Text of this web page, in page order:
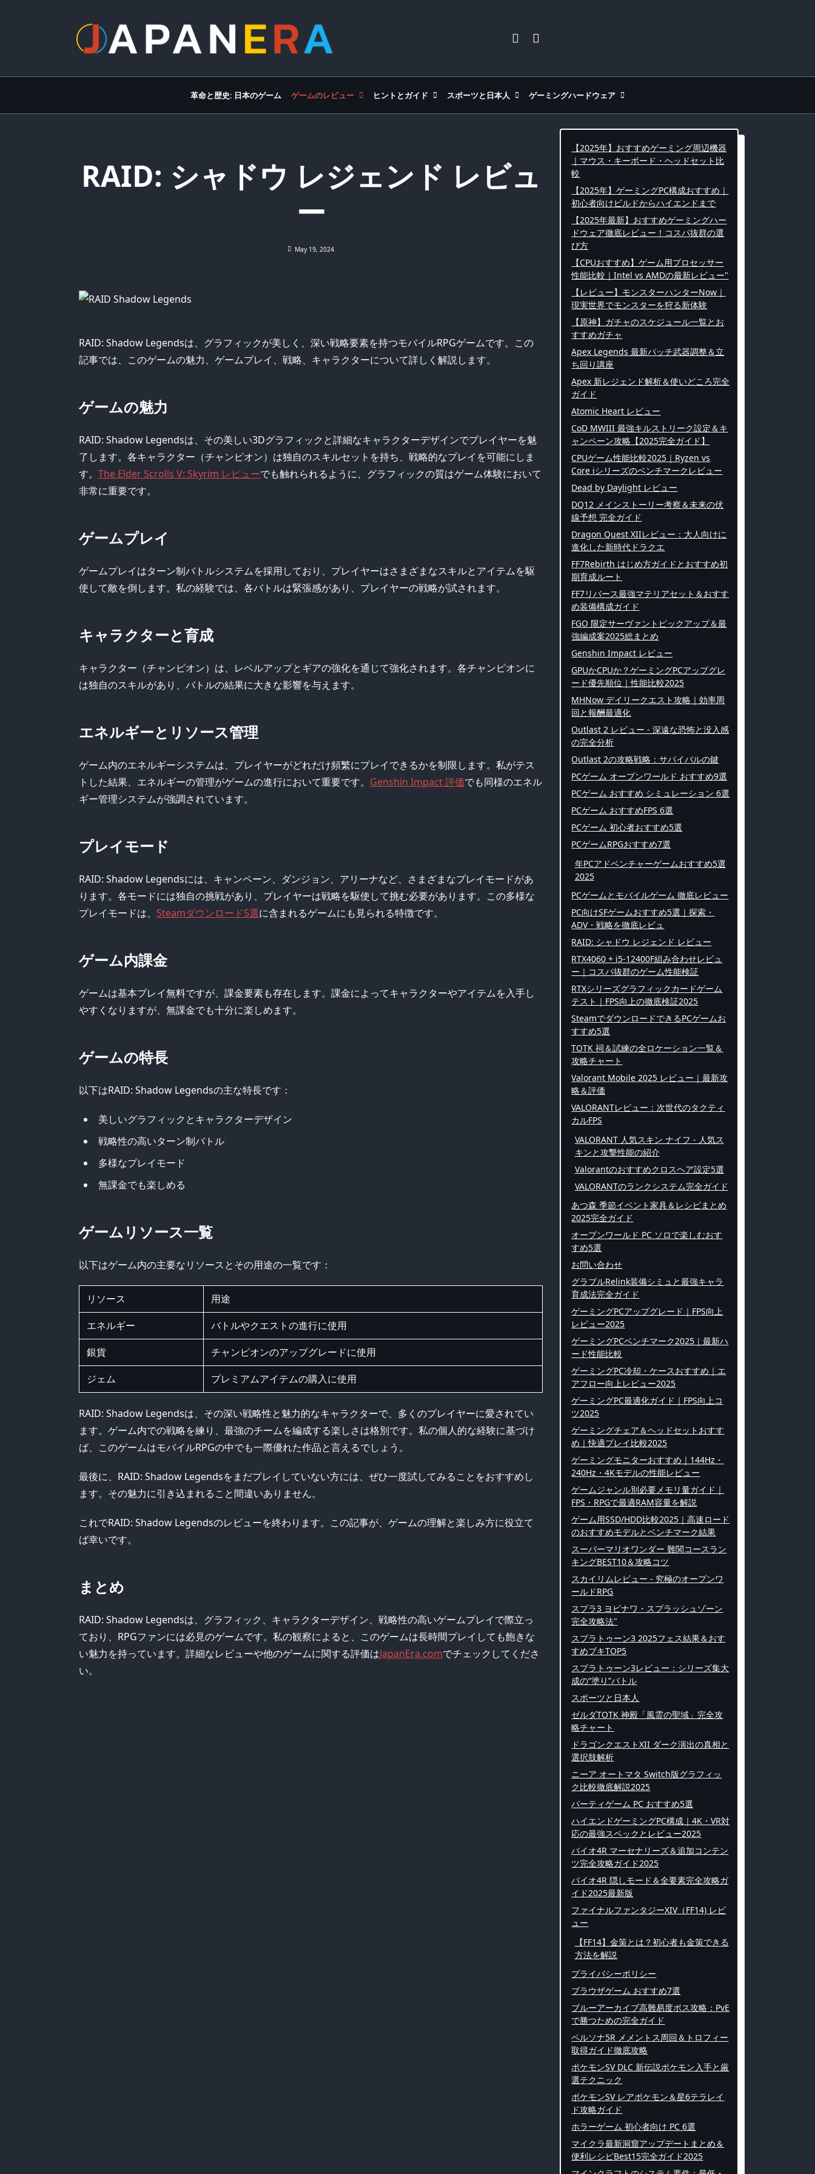
革命と歴史: 日本のゲーム ゲームのレビュー ヒントとガイド スポーツと日本人 ゲーミングハードウェア
RAID: シャドウ レジェンド レビュ
ー
May 19, 2024
RAID: Shadow Legendsは、グラフィックが美しく、深い戦略要素を持つモバイルRPGゲームです。この
記事では、このゲームの魅力、ゲームプレイ、戦略、キャラクターについて詳しく解説します。
ゲームの魅力
RAID: Shadow Legendsは、その美しい3Dグラフィックと詳細なキャラクターデザインでプレイヤーを魅
了します。各キャラクター（チャンピオン）は独自のスキルセットを持ち、戦略的なプレイを可能にしま
す。The Elder Scrolls V: Skyrim レビューでも触れられるように、グラフィックの質はゲーム体験において
非常に重要です。
ゲームプレイ
ゲームプレイはターン制バトルシステムを採用しており、プレイヤーはさまざまなスキルとアイテムを駆
使して敵を倒します。私の経験では、各バトルは緊張感があり、プレイヤーの戦略が試されます。
キャラクターと育成
キャラクター（チャンピオン）は、レベルアップとギアの強化を通じて強化されます。各チャンピオンに
は独自のスキルがあり、バトルの結果に大きな影響を与えます。
エネルギーとリソース管理
ゲーム内のエネルギーシステムは、プレイヤーがどれだけ頻繁にプレイできるかを制限します。私がテス
トした結果、エネルギーの管理がゲームの進行において重要です。 Genshin Impact 評価でも同様のエネル
ギー管理システムが強調されています。
プレイモード
RAID: Shadow Legendsには、キャンペーン、ダンジョン、アリーナなど、さまざまなプレイモードがあ
ります。各モードには独自の挑戦があり、プレイヤーは戦略を駆使して挑む必要があります。この多様な
プレイモードは、Steamダウンロード5選に含まれるゲームにも見られる特徴です。
ゲーム内課金
ゲームは基本プレイ無料ですが、課金要素も存在します。課金によってキャラクターやアイテムを入手し
やすくなりますが、無課金でも十分に楽しめます。
ゲームの特長
以下はRAID: Shadow Legendsの主な特長です：
美しいグラフィックとキャラクターデザイン
戦略性の高いターン制バトル
多様なプレイモード
無課金でも楽しめる
ゲームリソース一覧
以下はゲーム内の主要なリソースとその用途の一覧です：
リソース
用途
エネルギー
バトルやクエストの進行に使用
銀貨
チャンピオンのアップグレードに使用
ジェム
プレミアムアイテムの購入に使用
RAID: Shadow Legendsは、その深い戦略性と魅力的なキャラクターで、多くのプレイヤーに愛されてい
ます。ゲーム内での戦略を練り、最強のチームを編成する楽しさは格別です。私の個人的な経験に基づけ
ば、このゲームはモバイルRPGの中でも一際優れた作品と言えるでしょう。
最後に、RAID: Shadow Legendsをまだプレイしていない方には、ぜひ一度試してみることをおすすめし
ます。その魅力に引き込まれること間違いありません。
これでRAID: Shadow Legendsのレビューを終わります。この記事が、ゲームの理解と楽しみ方に役立て
ば幸いです。
まとめ
RAID: Shadow Legendsは、グラフィック、キャラクターデザイン、戦略性の高いゲームプレイで際立っ
ており、RPGファンには必見のゲームです。私の観察によると、このゲームは長時間プレイしても飽きな
い魅力を持っています。詳細なレビューや他のゲームに関する評価はJapanEra.comでチェックしてくださ
い。
【2025年】おすすめゲーミング周辺機器
｜マウス・キーボード・ヘッドセット比
較
【2025年】ゲーミングPC構成おすすめ｜
初心者向けビルドからハイエンドまで
【2025年最新】おすすめゲーミングハー
ドウェア徹底レビュー！コスパ抜群の選
び方
【CPUおすすめ】ゲーム用プロセッサー
性能比較｜Intel vs AMDの最新レビュー"
【レビュー】モンスターハンターNow｜
現実世界でモンスターを狩る新体験
【原神】ガチャのスケジュール一覧とお
すすめガチャ
Apex Legends 最新パッチ武器調整＆立
ち回り講座
Apex 新レジェンド解析＆使いどころ完全
ガイド
Atomic Heart レビュー
CoD MWIII 最強キルストリーク設定＆キ
ャンペーン攻略【2025完全ガイド】
CPUゲーム性能比較2025｜Ryzen vs
Core iシリーズのベンチマークレビュー
Dead by Daylight レビュー
DQ12 メインストーリー考察＆未来の伏
線予想 完全ガイド
Dragon Quest XIIレビュー：大人向けに
進化した新時代ドラクエ
FF7Rebirth はじめ方ガイドとおすすめ初
期育成ルート
FF7リバース最強マテリアセット＆おすす
め装備構成ガイド
FGO 限定サーヴァントピックアップ＆最
強編成案2025総まとめ
Genshin Impact レビュー
GPUかCPUか？ゲーミングPCアップグレ
ード優先順位｜性能比較2025
MHNow デイリークエスト攻略｜効率周
回と報酬最適化
Outlast 2 レビュー - 深遠な恐怖と没入感
の完全分析
Outlast 2の攻略戦略：サバイバルの鍵
PCゲーム オープンワールド おすすめ9選
PCゲーム おすすめ シミュレーション 6選
PCゲーム おすすめFPS 6選
PCゲーム 初心者おすすめ5選
PCゲームRPGおすすめ7選
年PCアドベンチャーゲームおすすめ5選
2025
PCゲームとモバイルゲーム 徹底レビュー
PC向けSFゲームおすすめ5選｜探索・
ADV・戦略を徹底レビュ
RAID: シャドウ レジェンド レビュー
RTX4060 + i5-12400F組み合わせレビュ
ー｜コスパ抜群のゲーム性能検証
RTXシリーズグラフィックカードゲーム
テスト｜FPS向上の徹底検証2025
SteamでダウンロードできるPCゲームお
すすめ5選
TOTK 祠＆試練の全ロケーション一覧＆
攻略チャート
Valorant Mobile 2025 レビュー｜最新攻
略＆評価
VALORANTレビュー：次世代のタクティ
カルFPS
VALORANT 人気スキン ナイフ - 人気ス
キンと攻撃性能の紹介
Valorantのおすすめクロスヘア設定5選
VALORANTのランクシステム完全ガイド
あつ森 季節イベント家具＆レシピまとめ
2025完全ガイド
オープンワールド PC ソロで楽しむおす
すめ5選
お問い合わせ
グラブルRelink装備シミュと最強キャラ
育成法完全ガイド
ゲーミングPCアップグレード｜FPS向上
レビュー2025
ゲーミングPCベンチマーク2025｜最新ハ
ード性能比較
ゲーミングPC冷却・ケースおすすめ｜エ
アフロー向上レビュー2025
ゲーミングPC最適化ガイド｜FPS向上コ
ツ2025
ゲーミングチェア＆ヘッドセットおすす
め｜快適プレイ比較2025
ゲーミングモニターおすすめ｜144Hz・
240Hz・4Kモデルの性能レビュー
ゲームジャンル別必要メモリ量ガイド｜
FPS・RPGで最適RAM容量を解説
ゲーム用SSD/HDD比較2025｜高速ロード
のおすすめモデルとベンチマーク結果
スーパーマリオワンダー 難関コースラン
キングBEST10＆攻略コツ
スカイリムレビュー - 究極のオープンワ
ールドRPG
スプラ3 ヨビナワ・スプラッシュゾーン
完全攻略法"
スプラトゥーン3 2025フェス結果＆おす
すめブキTOP5
スプラトゥーン3レビュー：シリーズ集大
成の“塗り”バトル
スポーツと日本人
ゼルダTOTK 神殿「風霊の聖域」完全攻
略チャート
ドラゴンクエストXII ダーク演出の真相と
選択肢解析
ニーア オートマタ Switch版グラフィッ
ク比較徹底解説2025
パーティゲーム PC おすすめ5選
ハイエンドゲーミングPC構成｜4K・VR対
応の最強スペックとレビュー2025
バイオ4R マーセナリーズ＆追加コンテン
ツ完全攻略ガイド2025
バイオ4R 隠しモード＆全要素完全攻略ガ
イド2025最新版
ファイナルファンタジーXIV（FF14) レビ
ュー
【FF14】金策とは？初心者も金策できる
方法を解説
プライバシーポリシー
ブラウザゲーム おすすめ7選
ブルーアーカイブ高難易度ボス攻略：PvE
で勝つための完全ガイド
ペルソナ5R メメントス周回＆トロフィー
取得ガイド徹底攻略
ポケモンSV DLC 新伝説ポケモン入手と厳
選テクニック
ポケモンSV レアポケモン＆星6テラレイ
ド攻略ガイド
ホラーゲーム 初心者向け PC 6選
マイクラ最新洞窟アップデートまとめ＆
便利レシピBest15完全ガイド2025